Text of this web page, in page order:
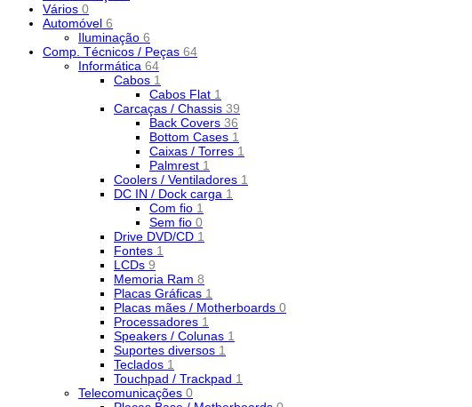
Vários 0
Automóvel 6
Iluminação 6
Comp. Técnicos / Peças 64
Informática 64
Cabos 1
Cabos Flat 1
Carcaças / Chassis 39
Back Covers 36
Bottom Cases 1
Caixas / Torres 1
Palmrest 1
Coolers / Ventiladores 1
DC IN / Dock carga 1
Com fio 1
Sem fio 0
Drive DVD/CD 1
Fontes 1
LCDs 9
Memoria Ram 8
Placas Gráficas 1
Placas mães / Motherboards 0
Processadores 1
Speakers / Colunas 1
Suportes diversos 1
Teclados 1
Touchpad / Trackpad 1
Telecomunicações 0